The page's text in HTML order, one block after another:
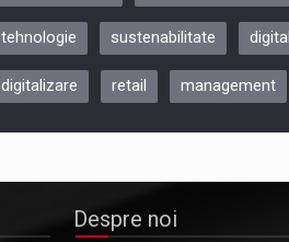
Oradea – 8 Oct 2026
tehnologie sustenabilitate digital
digitalizare retail management
Despre noi